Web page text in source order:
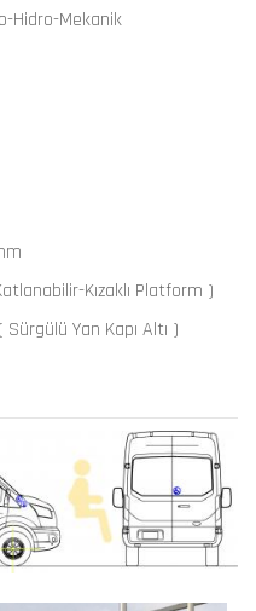
Hidro-Mekanik
Kızaklı Platform )
Sürgülü Yan Kapı Altı )